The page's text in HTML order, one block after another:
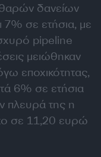
δανείων
7% σε ετήσια, με
pipeline
μειώθηκαν
εποχικότητας,
6% σε ετήσια
πλευρά της η
σε 11,20 ευρώ